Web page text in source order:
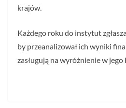
krajów.
Każdego roku do instytut
by przeanalizował ich wyniki
zasługują na wyróżnienie w jego